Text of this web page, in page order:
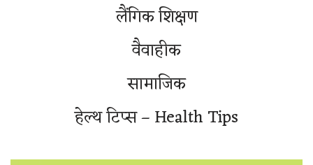
लैंगिक शिक्षण
वैवाहीक
सामाजिक
हेल्थ टिप्स – Health Tips